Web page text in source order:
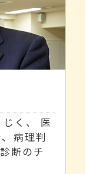
く、 医
病理判
断のチ